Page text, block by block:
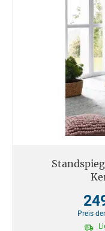
Preis